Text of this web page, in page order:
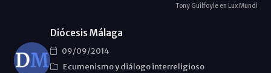
Tony Guilfoyle en Lux Mundi
Diócesis Málaga
09/09/2014
Ecumenismo y diálogo interreligioso